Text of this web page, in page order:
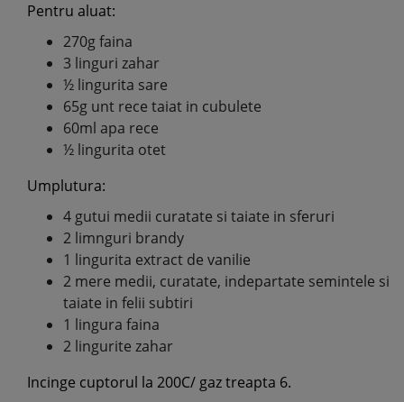
Pentru aluat:
270g faina
3 linguri zahar
½ lingurita sare
65g unt rece taiat in cubulete
60ml apa rece
½ lingurita otet
Umplutura:
4 gutui medii curatate si taiate in sferuri
2 limnguri brandy
1 lingurita extract de vanilie
2 mere medii, curatate, indepartate semintele si
taiate in felii subtiri
1 lingura faina
2 lingurite zahar
Incinge cuptorul la 200C/ gaz treapta 6.